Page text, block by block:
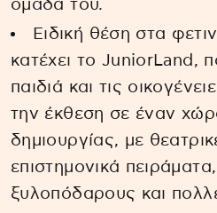
ομάδα του.
Ειδική θέση στα
κατέχει το JuniorLand,
παιδιά και τις
την έκθεση σε έναν
δημιουργίας, με
επιστημονικά
ξυλοπόδαρους και